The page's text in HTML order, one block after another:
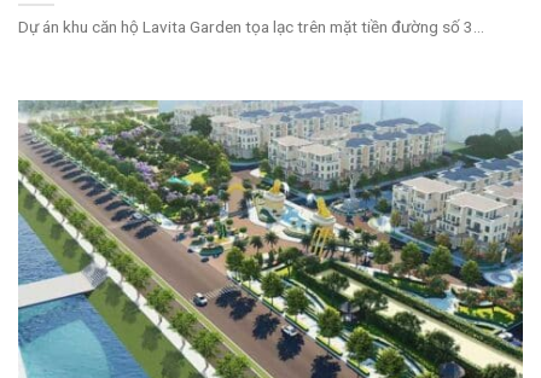
Dự án khu căn hộ Lavita Garden tọa lạc trên mặt tiền đường số 3...